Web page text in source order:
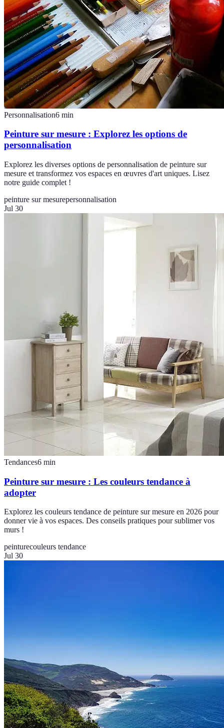
Personnalisation6 min
Peinture sur mesure : Explorez les options de
personnalisation
Explorez les diverses options de personnalisation de peinture sur
mesure et transformez vos espaces en œuvres d'art uniques. Lisez
notre guide complet !
peinture sur mesurepersonnalisation
Jul 30
Tendances6 min
Peinture sur mesure : Les couleurs tendance à
adopter
Explorez les couleurs tendance de peinture sur mesure en 2026 pour
donner vie à vos espaces. Des conseils pratiques pour sublimer vos
murs !
peinturecouleurs tendance
Jul 30